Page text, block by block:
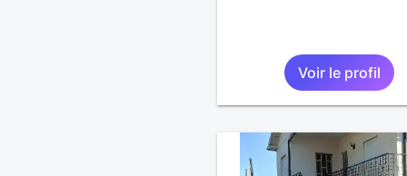
Voir le profil